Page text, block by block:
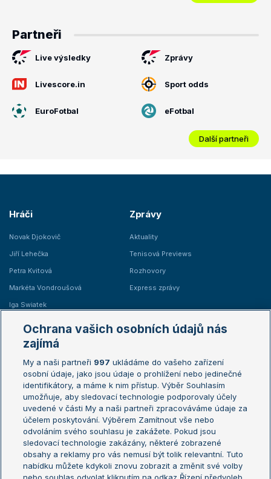
Partneři
Live výsledky Zprávy
Livescore.in Sport odds
EuroFotbal eFotbal
Další partneři
Hráči
Novak Djokovič
Jiří Lehečka
Petra Kvitová
Markéta Vondroušová
Iga Swiatek
Zprávy
Aktuality
Tenisová Previews
Rozhovory
Express zprávy
Žebříčky
Žebříček ATP (muži)
Žebříček WTA (ženy)
Sázkařský žebříček
Australian Open
French Open
Wimbledon
US Open
Turnaj mistrů
Turnaj mistryň
Aktualní trendy
Ochrana vašich osobních údajů nás
zajímá
My a naši partneři 997 ukládáme do vašeho zařízení
osobní údaje, jako jsou údaje o prohlížení nebo jedinečné
identifikátory, a máme k nim přístup. Výběr Souhlasím
umožňuje, aby sledovací technologie podporovaly účely
uvedené v části My a naši partneři zpracováváme údaje za
účelem poskytování. Výběrem Zamítnout vše nebo
odvoláním svého souhlasu je zakážete. Pokud jsou
sledovací technologie zakázány, některé zobrazené
obsahy a reklamy pro vás nemusí být tolik relevantní. Tuto
nabídku můžete kdykoli znovu zobrazit a změnit své volby